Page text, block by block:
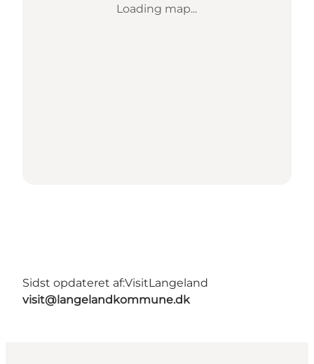
Loading map...
Sidst opdateret af:VisitLangeland
visit@langelandkommune.dk